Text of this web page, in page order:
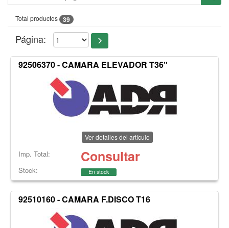
Total productos 39
Página:
92506370 - CAMARA ELEVADOR T36"
Ver detalles del artículo
Imp. Total: Consultar
Stock: En stock
92510160 - CAMARA F.DISCO T16